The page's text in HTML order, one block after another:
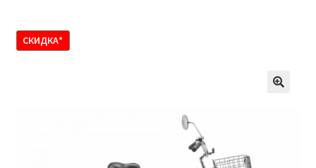
СКИДКА*